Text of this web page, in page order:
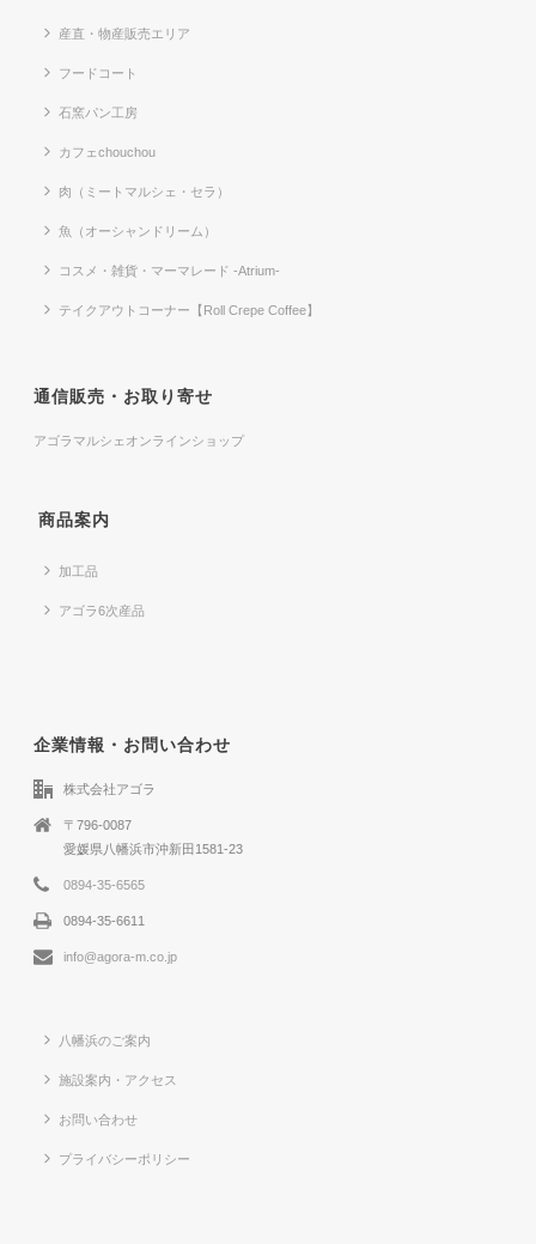
産直・物産販売エリア
フードコート
石窯パン工房
カフェchouchou
肉（ミートマルシェ・セラ）
魚（オーシャンドリーム）
コスメ・雑貨・マーマレード -Atrium-
テイクアウトコーナー【Roll Crepe Coffee】
通信販売・お取り寄せ
アゴラマルシェオンラインショップ
商品案内
加工品
アゴラ6次産品
企業情報・お問い合わせ
株式会社アゴラ
〒796-0087
愛媛県八幡浜市沖新田1581-23
0894-35-6565
0894-35-6611
info@agora-m.co.jp
八幡浜のご案内
施設案内・アクセス
お問い合わせ
プライバシーポリシー